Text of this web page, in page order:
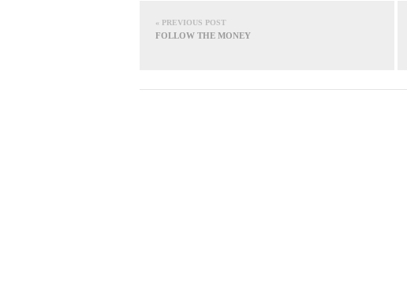
« PREVIOUS POST
FOLLOW THE MONEY